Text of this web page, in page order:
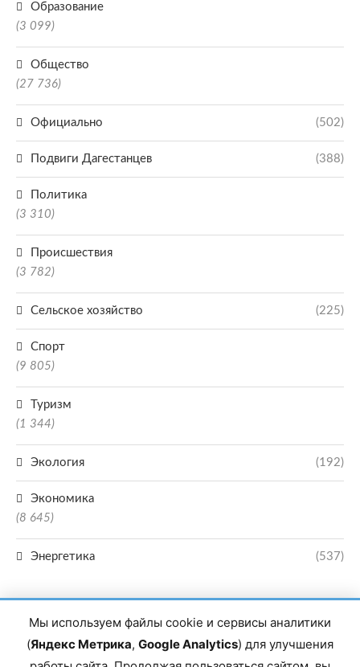
Образование
(3 099)
Общество
(27 736)
Официально (502)
Подвиги Дагестанцев (388)
Политика
(3 310)
Происшествия
(3 782)
Сельское хозяйство (225)
Спорт
(9 805)
Туризм
(1 344)
Экология (192)
Экономика
(8 645)
Энергетика (537)
Мы используем файлы cookie и сервисы аналитики
(Яндекс Метрика, Google Analytics) для улучшения